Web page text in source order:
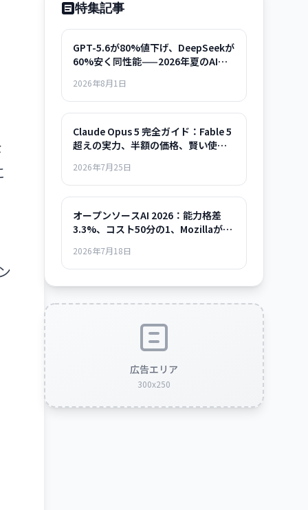
特集記事
GPT-5.6が80%値下げ、DeepSeekが
60%安く同性能——2026年夏のAIモ
2026年8月1日
Claude Opus 5 完全ガイド：Fable 5
超えの実力、半額の価格、賢い使い
2026年7月25日
オープンソースAI 2026：能力格差
3.3%、コスト50分の1、Mozillaが示
2026年7月18日
広告エリア
300x250